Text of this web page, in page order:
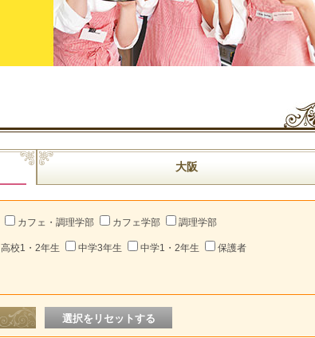
大阪
カフェ・調理学部 カフェ学部 調理学部
高校1・2年生 中学3年生 中学1・2年生 保護者